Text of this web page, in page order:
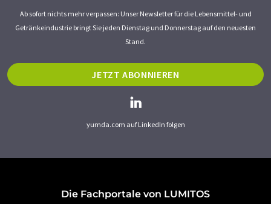
Ab sofort nichts mehr verpassen: Unser Newsletter für die Lebensmittel- und
Getränkeindustrie bringt Sie jeden Dienstag und Donnerstag auf den neuesten
Stand.
JETZT ABONNIEREN
yumda.com auf LinkedIn folgen
Die Fachportale von LUMITOS